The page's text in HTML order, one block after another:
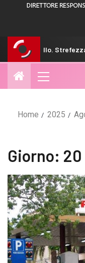
Giocatore di
Home 2025
Giorno: